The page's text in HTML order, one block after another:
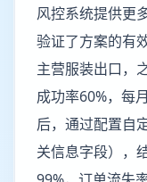
风控系统提供更
验证了方案的有
主营服装出口，
成功率60%，每
后，通过配置自
关信息字段），